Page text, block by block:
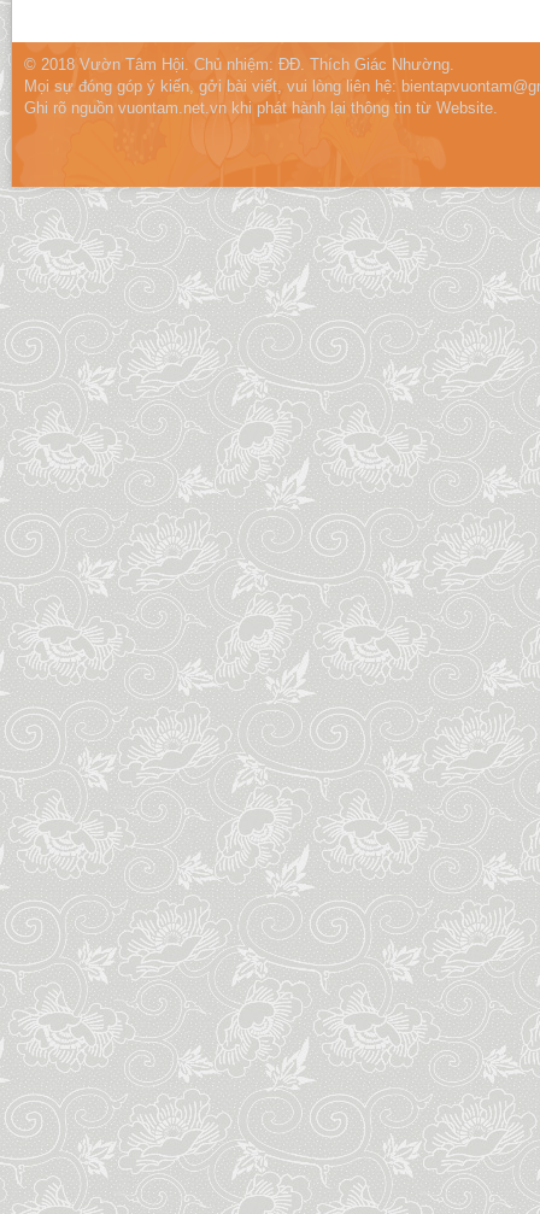
© 2018 Vườn Tâm Hội. Chủ nhiệm: ĐĐ. Thích Giác Nhường.
Mọi sự đóng góp ý kiến, gởi bài viết, vui lòng liên hệ:
Ghi rõ nguồn vuontam.net.vn khi phát hành lại thông tin từ Website.